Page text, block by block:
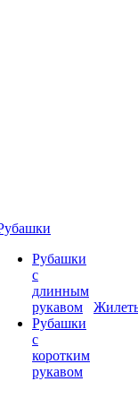
Рубашки
с
длинным
рукавом
Рубашки
с
коротким
рукавом